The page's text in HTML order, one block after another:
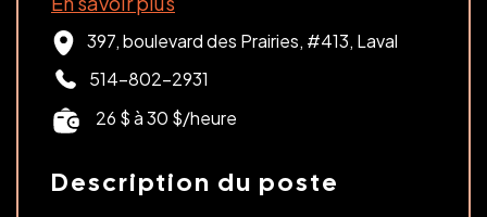
397, boulevard des Prairies, #413, Laval
514-802-2931
26 $ à 30 $/heure
Description du poste